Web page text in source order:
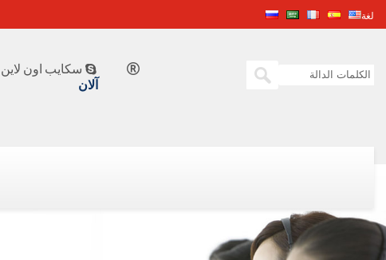
لغة
 سكايب اون لاين
آلان
